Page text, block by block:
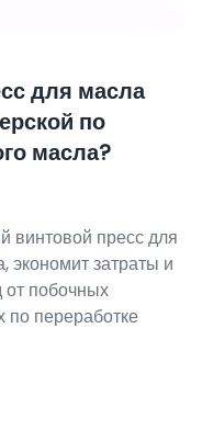
для масла
по
масла?
винтовой пресс для
экономит затраты и
от побочных
по переработке